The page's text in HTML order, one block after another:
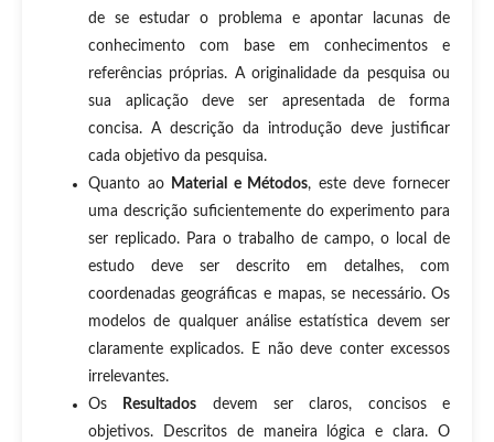
de se estudar o problema e apontar lacunas de
conhecimento com base em conhecimentos e
referências próprias. A originalidade da pesquisa ou
sua aplicação deve ser apresentada de forma
concisa. A descrição da introdução deve justificar
cada objetivo da pesquisa.
Quanto ao Material e Métodos, este deve fornecer
uma descrição suficientemente do experimento para
ser replicado. Para o trabalho de campo, o local de
estudo deve ser descrito em detalhes, com
coordenadas geográficas e mapas, se necessário. Os
modelos de qualquer análise estatística devem ser
claramente explicados. E não deve conter excessos
irrelevantes.
Os
Resultados devem ser claros, concisos e
objetivos. Descritos de maneira lógica e clara. O